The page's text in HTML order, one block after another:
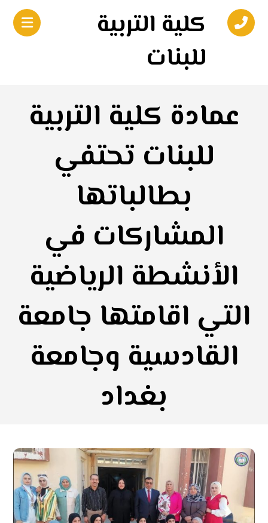
كلية التربية
للبنات
عمادة كلية التربية
للبنات تحتفي
بطالباتها
المشاركات في
الأنشطة الرياضية
التي اقامتها جامعة
القادسية وجامعة
بغداد